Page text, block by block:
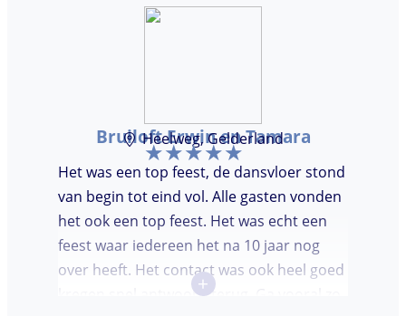
Bruiloft Erwin en Tamara
Heelweg, Gelderland
Het was een top feest, de dansvloer stond
van begin tot eind vol. Alle gasten vonden
het ook een top feest. Het was echt een
feest waar iedereen het na 10 jaar nog
over heeft. Het contact was ook heel goed
kregen snel antwoord terug. Ga vooral zo
+